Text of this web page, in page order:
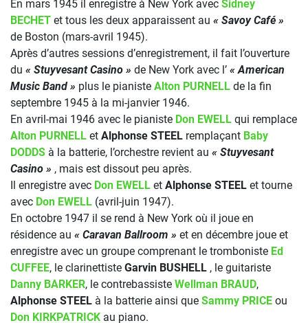
En mars 1945 il enregistre à New York avec Sidney
BECHET et tous les deux apparaissent au « Savoy Café »
de Boston (mars-avril 1945).
Après d’autres sessions d’enregistrement, il fait l’ouverture
du « Stuyvesant Casino » de New York avec l’ « American
Music Band » plus le pianiste Alton PURNELL de la fin
septembre 1945 à la mi-janvier 1946.
En avril-mai 1946 avec le pianiste Don EWELL qui remplace
Alton PURNELL et Alphonse STEEL remplaçant Baby
DODDS à la batterie, l’orchestre revient au « Stuyvesant
Casino » , mais est dissout peu après.
Il enregistre avec Don EWELL et Alphonse STEEL et tourne
avec Don EWELL (avril-juin 1947).
En octobre 1947 il se rend à New York où il joue en
résidence au « Caravan Ballroom » et en décembre joue et
enregistre avec un groupe comprenant le tromboniste Ed
CUFFEE, le clarinettiste Garvin BUSHELL , le guitariste
Danny BARKER, le contrebassiste Wellman BRAUD,
Alphonse STEEL à la batterie ainsi que Sammy PRICE ou
Don KIRKPATRICK au piano.